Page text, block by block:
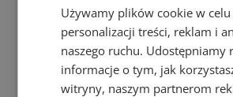
Add to cart
Add to Compare Add to
Używamy plików cookie w celu
personalizacji treści, reklam i
naszego ruchu. Udostępniamy
informacje o tym, jak
witryny, naszym partnerom